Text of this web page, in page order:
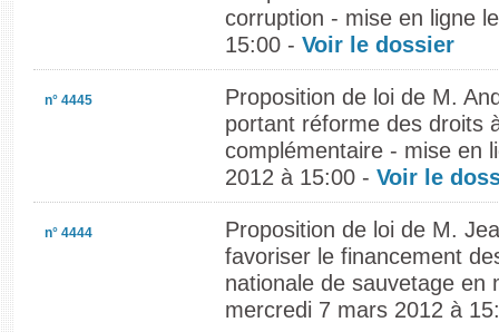
corruption - mise en ligne
15:00 - Voir le dossier
n° 4445
Proposition de loi de M.
portant réforme des droits
complémentaire - mise en
2012 à 15:00 - Voir le
n° 4444
Proposition de loi de M.
favoriser le financement
nationale de sauvetage en
mercredi 7 mars 2012 à